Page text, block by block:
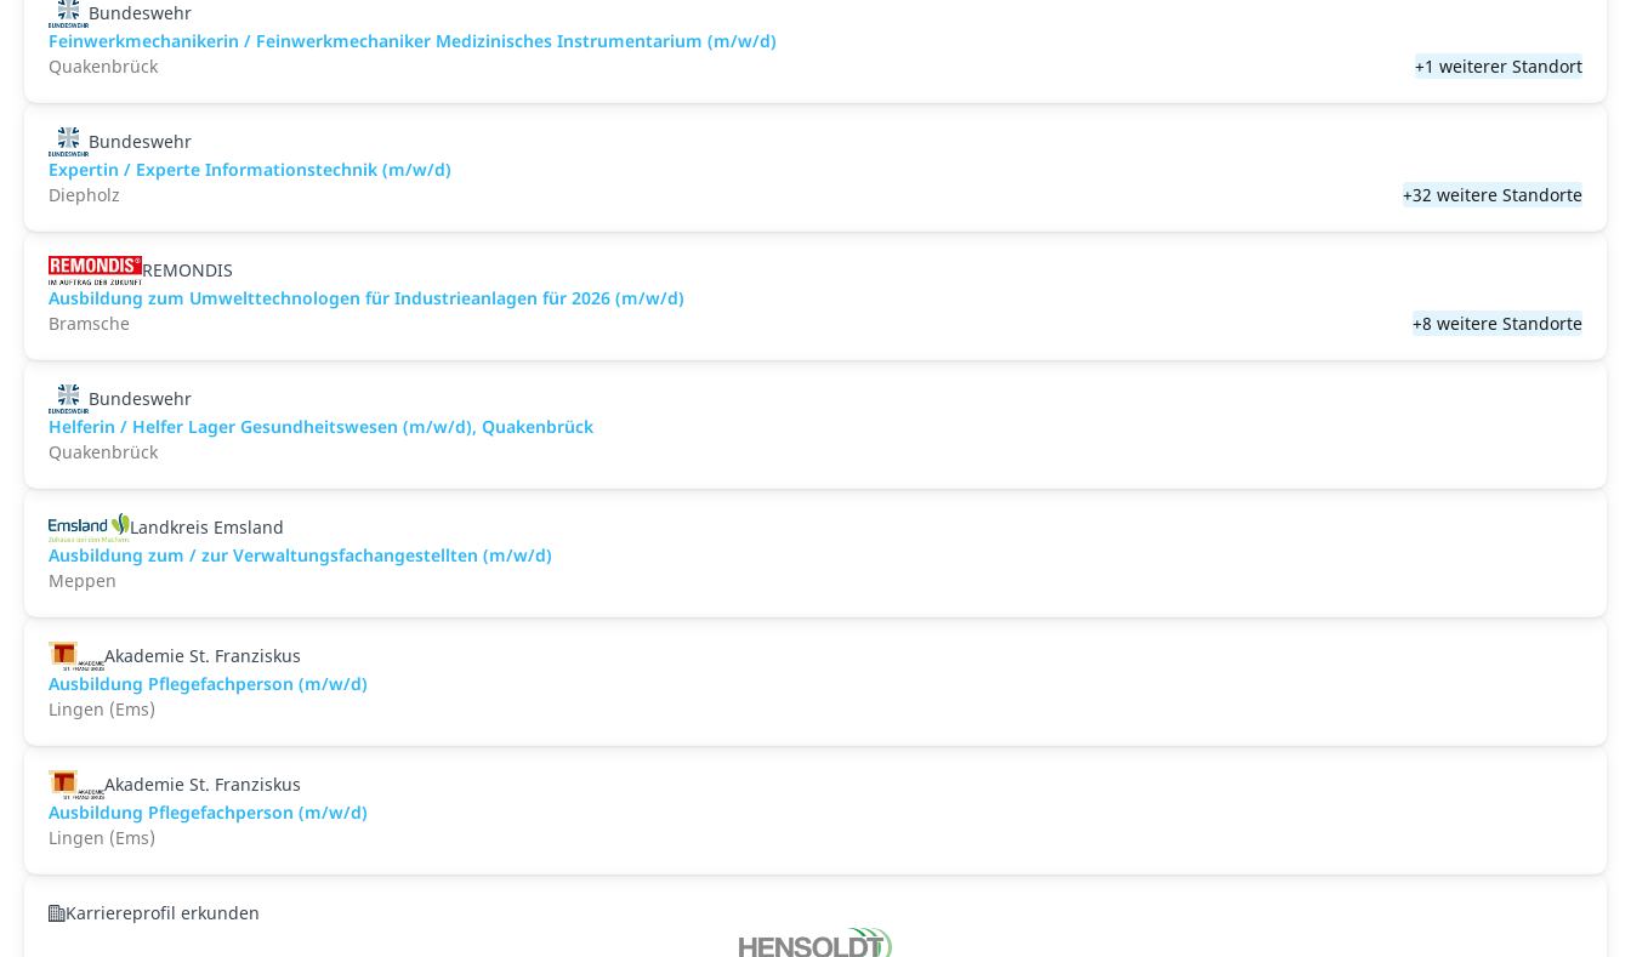
Bundeswehr
Feinwerkmechanikerin / Feinwerkmechaniker Medizinisches Instrumentarium (m/w/d)
Quakenbrück
+1 weiterer Standort
Bundeswehr
Expertin / Experte Informationstechnik (m/w/d)
Diepholz
+32 weitere Standorte
REMONDIS
Ausbildung zum Umwelttechnologen für Industrieanlagen für 2026 (m/w/d)
Bramsche
+8 weitere Standorte
Bundeswehr
Helferin / Helfer Lager Gesundheitswesen (m/w/d), Quakenbrück
Quakenbrück
Landkreis Emsland
Ausbildung zum / zur Verwaltungsfachangestellten (m/w/d)
Meppen
Akademie St. Franziskus
Ausbildung Pflegefachperson (m/w/d)
Lingen (Ems)
Akademie St. Franziskus
Ausbildung Pflegefachperson (m/w/d)
Lingen (Ems)
Karriereprofil erkunden